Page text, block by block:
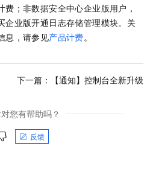
；非数据安全中心企业版用户，
企业版开通日志存储管理模块。关
息，请参见产品计费。
下一篇： 【通知】控制台全新升级
您有帮助吗？
反馈